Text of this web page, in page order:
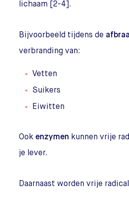
lichaam [2-4].
Bijvoorbeeld tijdens de
verbranding van:
Vetten
Suikers
Eiwitten
Ook enzymen kunnen vrije
je lever.
Daarnaast worden vrije